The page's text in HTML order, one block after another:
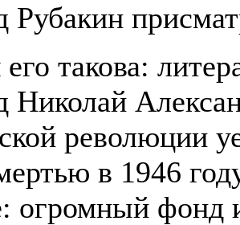
Рубакин
такова:
Николай
революции
в 1946
огромный фонд